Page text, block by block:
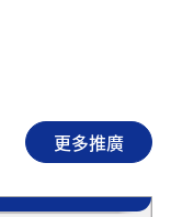
更多推廣